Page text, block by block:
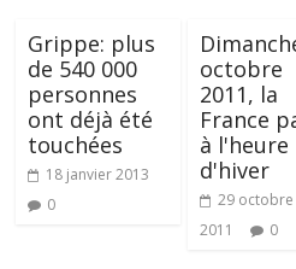
Grippe: plus
de 540 000
personnes
ont déjà été
touchées
18 janvier 2013
0
octobre
2011, la
France
à l'heure
d'hiver
29 octobre
2011
0